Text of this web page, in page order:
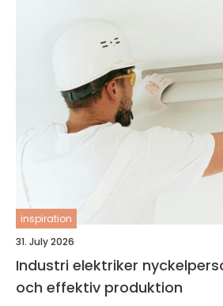
inspiration
31. July 2026
Industri elektriker nyckelperson i en säker
och effektiv produktion